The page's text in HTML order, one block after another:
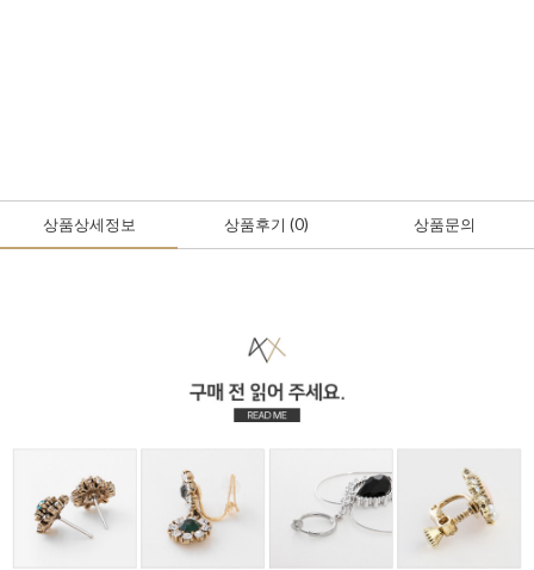
상품상세정보 상품후기 (0) 상품문의